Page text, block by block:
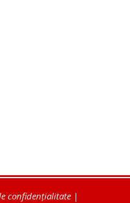
confidențialitate |